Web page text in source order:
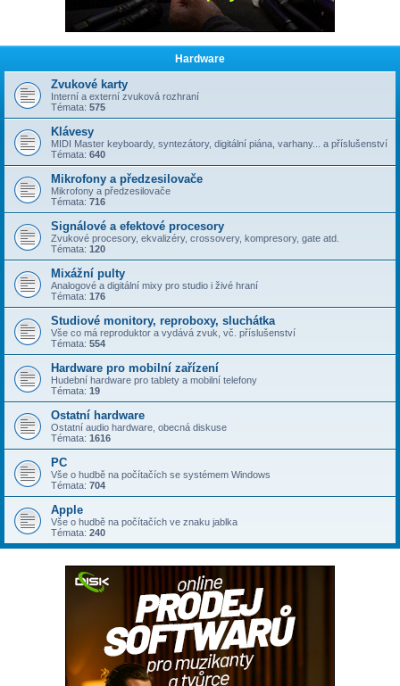
Hardware
Zvukové karty
Interní a externí zvuková rozhraní
Témata: 575
Klávesy
MIDI Master keyboardy, syntezátory, digitální piána, varhany... a příslušenství
Témata: 640
Mikrofony a předzesilovače
Mikrofony a předzesilovače
Témata: 716
Signálové a efektové procesory
Zvukové procesory, ekvalizéry, crossovery, kompresory, gate atd.
Témata: 120
Mixážní pulty
Analogové a digitální mixy pro studio i živé hraní
Témata: 176
Studiové monitory, reproboxy, sluchátka
Vše co má reproduktor a vydává zvuk, vč. příslušenství
Témata: 554
Hardware pro mobilní zařízení
Hudební hardware pro tablety a mobilní telefony
Témata: 19
Ostatní hardware
Ostatní audio hardware, obecná diskuse
Témata: 1616
PC
Vše o hudbě na počítačích se systémem Windows
Témata: 704
Apple
Vše o hudbě na počítačích ve znaku jablka
Témata: 240